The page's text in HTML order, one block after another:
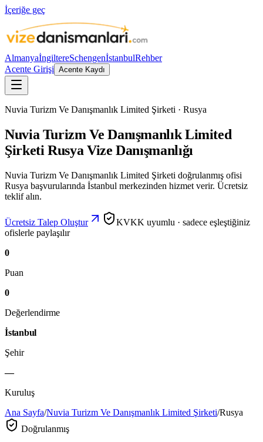
İçeriğe geç
AlmanyaİngiltereSchengenİstanbulRehber
Acente Girişi Acente Kaydı
Nuvia Turizm Ve Danışmanlık Limited Şirketi · Rusya
Nuvia Turizm Ve Danışmanlık Limited
Şirketi Rusya Vize Danışmanlığı
Nuvia Turizm Ve Danışmanlık Limited Şirketi doğrulanmış ofisi
Rusya başvurularında İstanbul merkezinden hizmet verir. Ücretsiz
teklif alın.
Ücretsiz Talep Oluştur
KVKK uyumlu · sadece eşleştiğiniz
ofislerle paylaşılır
0
Puan
0
Değerlendirme
İstanbul
Şehir
—
Kuruluş
Ana Sayfa/Nuvia Turizm Ve Danışmanlık Limited Şirketi/Rusya
Doğrulanmış